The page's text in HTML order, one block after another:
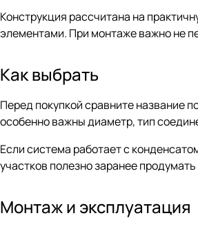
Конструкция рассчитана на
элементами. При монтаже важно не
Как выбрать
Перед покупкой сравните название
особенно важны диаметр, тип
Если система работает с
участков полезно заранее
Монтаж и эксплуатация